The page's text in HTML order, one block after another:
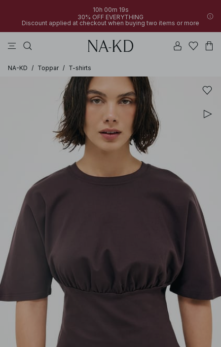
10h 00m 19s
30% OFF EVERYTHING
Discount applied at checkout when buying two items or more
NA-KD / Toppar / T-shirts